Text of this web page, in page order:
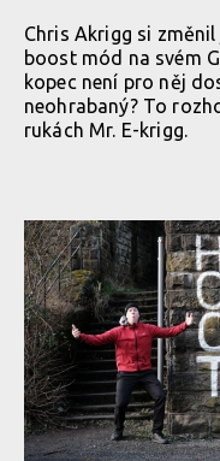
Chris Akrigg si změnil
boost mód na svém
kopec není pro něj
neohrabaný? To
rukách Mr. E-krigg.